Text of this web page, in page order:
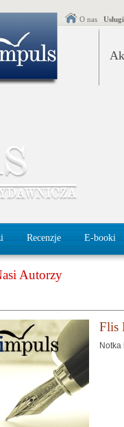
O nas
Recenzje E-booki
Autorzy
Flis